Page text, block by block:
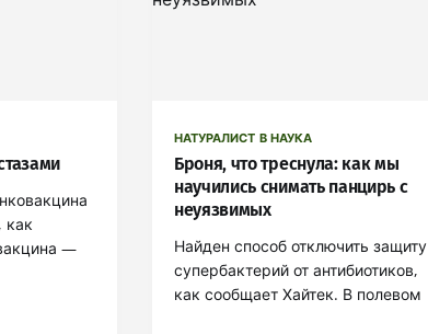
как
—
НАТУРАЛИСТ В НАУКА
Броня, что треснула: как мы
научились снимать панцирь с
неуязвимых
Найден способ отключить защиту
супербактерий от антибиотиков,
как сообщает Хайтек. В полевом